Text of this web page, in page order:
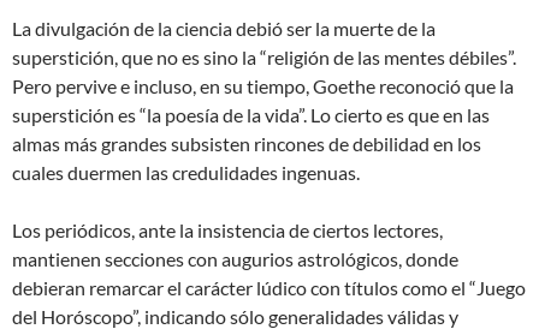
La divulgación de la ciencia debió ser la muerte de la
superstición, que no es sino la “religión de las mentes débiles”.
Pero pervive e incluso, en su tiempo, Goethe reconoció que la
superstición es “la poesía de la vida”. Lo cierto es que en las
almas más grandes subsisten rincones de debilidad en los
cuales duermen las credulidades ingenuas.
Los periódicos, ante la insistencia de ciertos lectores,
mantienen secciones con augurios astrológicos, donde
debieran remarcar el carácter lúdico con títulos como el “Juego
del Horóscopo”, indicando sólo generalidades válidas y